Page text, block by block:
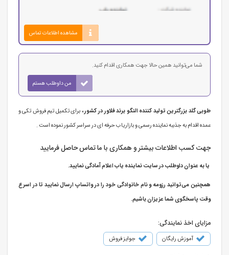
مشاهده اطلاعات تماس
شما می‌توانید همین حالا جهت همکاری اقدام کنید.
من داوطلب هستم
طوبی گلد بزرگترین تولید کننده النگو برند‌ فلاور در کشور ، برای تکمیل تیم فروش تکی و
عمده اقدام به جذببه نماینده رسمی و بازاریاب حرفه ای در سراسر کشور نموده است .
جهت کسب اطلاعات بیشتر و همکاری با ما تماس حاصل فرمایید
یا به عنوان داوطلب در سایت نماینده یاب اعلام آمادگی نمایید.
همچنین می‌توانید رزومه و نام خانوادگی خود را در واتساپ ارسال نمایید تا در اسرع
وقت پاسخگوی شما عزیزان باشیم.
مزایای اخذ نمایندگی:
آموزش رایگان جوایز فروش